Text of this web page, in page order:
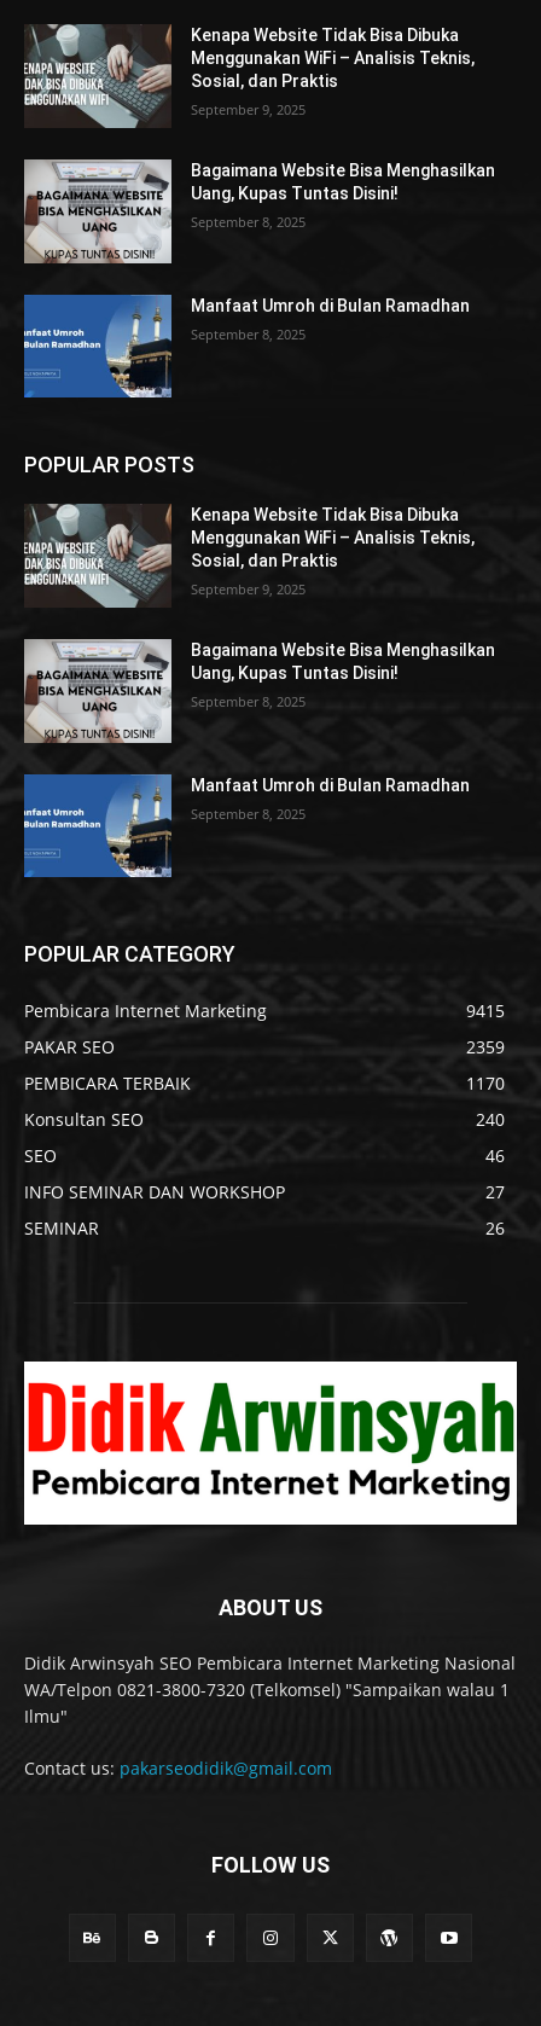
Kenapa Website Tidak Bisa Dibuka
Menggunakan WiFi – Analisis Teknis,
Sosial, dan Praktis
September 9, 2025
Bagaimana Website Bisa Menghasilkan
Uang, Kupas Tuntas Disini!
September 8, 2025
Manfaat Umroh di Bulan Ramadhan
September 8, 2025
POPULAR POSTS
Kenapa Website Tidak Bisa Dibuka
Menggunakan WiFi – Analisis Teknis,
Sosial, dan Praktis
September 9, 2025
Bagaimana Website Bisa Menghasilkan
Uang, Kupas Tuntas Disini!
September 8, 2025
Manfaat Umroh di Bulan Ramadhan
September 8, 2025
POPULAR CATEGORY
Pembicara Internet Marketing
9415
PAKAR SEO
2359
PEMBICARA TERBAIK
1170
Konsultan SEO
240
SEO
46
INFO SEMINAR DAN WORKSHOP
27
SEMINAR
26
ABOUT US
Didik Arwinsyah SEO Pembicara Internet Marketing Nasional
WA/Telpon 0821-3800-7320 (Telkomsel) "Sampaikan walau 1
Ilmu"
Contact us: pakarseodidik@gmail.com
FOLLOW US